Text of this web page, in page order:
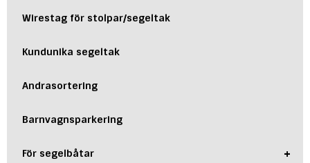
Wirestag för stolpar/segeltak
Kundunika segeltak
Andrasortering
Barnvagnsparkering
+
För segelbåtar